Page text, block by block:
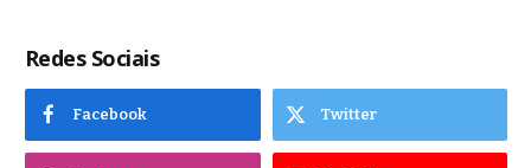
Redes Sociais
Facebook Twitter